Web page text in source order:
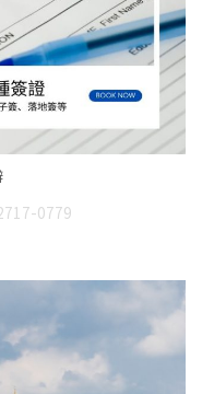
0779